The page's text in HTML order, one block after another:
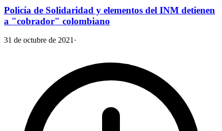
Policía de Solidaridad y elementos del INM detienen
a "cobrador" colombiano
31 de octubre de 2021 ·